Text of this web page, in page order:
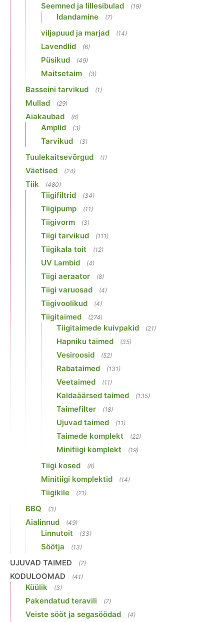
Seemned ja lillesibulad (19)
Idandamine (7)
viljapuud ja marjad (14)
Lavendlid (6)
Püsikud (49)
Maitsetaim (3)
Basseini tarvikud (1)
Mullad (29)
Aiakaubad (6)
Amplid (3)
Tarvikud (3)
Tuulekaitsevõrgud (1)
Väetised (24)
Tiik (480)
Tiigifiltrid (34)
Tiigipump (11)
Tiigivorm (3)
Tiigi tarvikud (111)
Tiigikala toit (12)
UV Lambid (4)
Tiigi aeraator (8)
Tiigi varuosad (4)
Tiigivoolikud (4)
Tiigitaimed (274)
Tiigitaimede kuivpakid (21)
Hapniku taimed (35)
Vesiroosid (52)
Rabataimed (131)
Veetaimed (11)
Kaldaäärsed taimed (135)
Taimefilter (18)
Ujuvad taimed (11)
Taimede komplekt (22)
Minitiigi komplekt (19)
Tiigi kosed (8)
Minitiigi komplektid (14)
Tiigikile (21)
BBQ (3)
Aialinnud (49)
Linnutoit (33)
Söötja (13)
UJUVAD TAIMED (7)
KODULOOMAD (41)
Küülik (3)
Pakendatud teravili (7)
Veiste sööt ja segasöödad (4)